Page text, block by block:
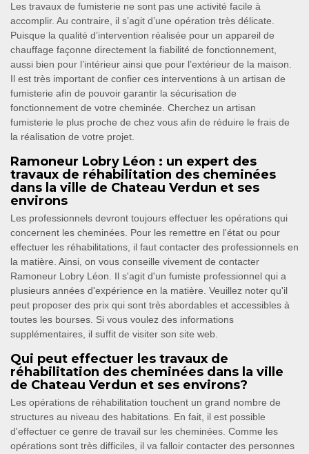
Les travaux de fumisterie ne sont pas une activité facile à
accomplir. Au contraire, il s’agit d’une opération très délicate.
Puisque la qualité d’intervention réalisée pour un appareil de
chauffage façonne directement la fiabilité de fonctionnement,
aussi bien pour l’intérieur ainsi que pour l’extérieur de la maison.
Il est très important de confier ces interventions à un artisan de
fumisterie afin de pouvoir garantir la sécurisation de
fonctionnement de votre cheminée. Cherchez un artisan
fumisterie le plus proche de chez vous afin de réduire le frais de
la réalisation de votre projet.
Ramoneur Lobry Léon : un expert des
travaux de réhabilitation des cheminées
dans la ville de Chateau Verdun et ses
environs
Les professionnels devront toujours effectuer les opérations qui
concernent les cheminées. Pour les remettre en l'état ou pour
effectuer les réhabilitations, il faut contacter des professionnels en
la matière. Ainsi, on vous conseille vivement de contacter
Ramoneur Lobry Léon. Il s'agit d'un fumiste professionnel qui a
plusieurs années d'expérience en la matière. Veuillez noter qu'il
peut proposer des prix qui sont très abordables et accessibles à
toutes les bourses. Si vous voulez des informations
supplémentaires, il suffit de visiter son site web.
Qui peut effectuer les travaux de
réhabilitation des cheminées dans la ville
de Chateau Verdun et ses environs?
Les opérations de réhabilitation touchent un grand nombre de
structures au niveau des habitations. En fait, il est possible
d'effectuer ce genre de travail sur les cheminées. Comme les
opérations sont très difficiles, il va falloir contacter des personnes